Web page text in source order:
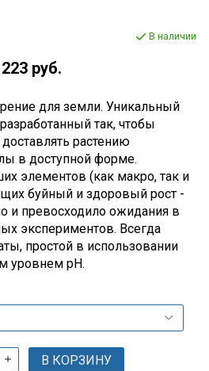
В наличии
223 руб.
для земли. Уникальный
так, чтобы
растению
в доступной форме.
элементов (как макро, так и
буйный и здоровый рост -
и превосходило ожидания в
экспериментов. Всегда
простой в использовании
уровнем рН.
В КОРЗИНУ